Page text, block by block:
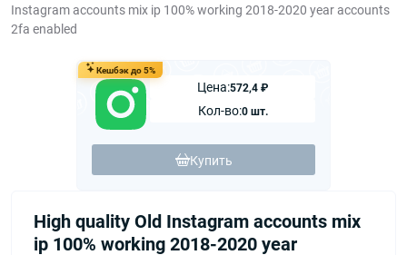
Instagram accounts mix ip 100% working 2018-2020 year accounts
2fa enabled
Кешбэк до 5%
Цена:572,4 ₽
Кол-во:0 шт.
Купить
High quality Old Instagram accounts mix
ip 100% working 2018-2020 year